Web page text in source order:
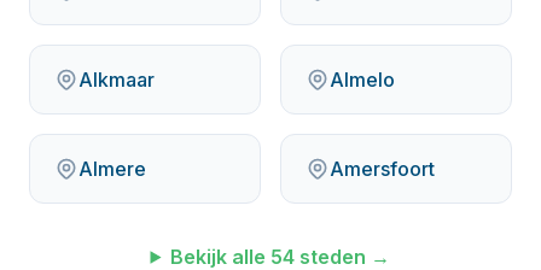
Alkmaar Almelo
Almere Amersfoort
Bekijk alle 54 steden →